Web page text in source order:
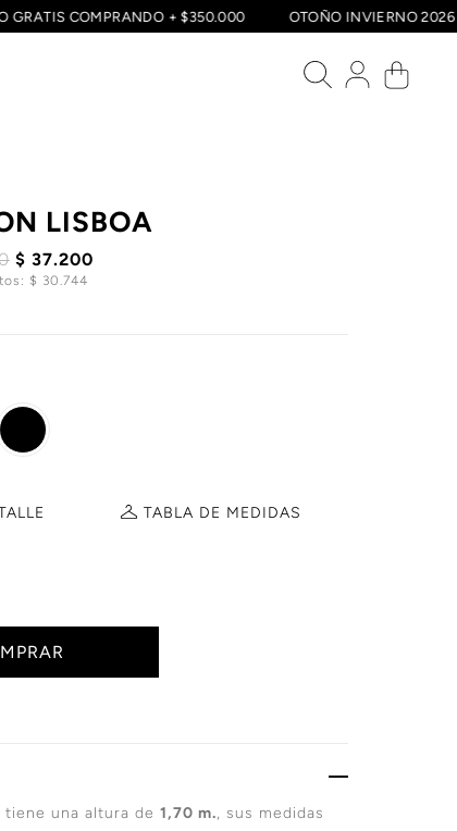
GRATIS COMPRANDO + $350.000 OTOÑO INVIERNO
LISBOA
$ 37.200
$ 30.744
TABLA DE MEDIDAS
tiene una altura de 1,70 m., sus medidas